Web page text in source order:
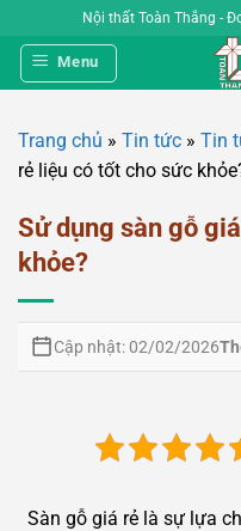
qua
nội
Nội thất Toàn Thắng -
Menu
Trang chủ » Tin tức » Tin
rẻ liệu có tốt cho sức
Sử dụng sàn gỗ
khỏe?
Cập nhật: 02/02/2026
Sàn gỗ giá rẻ là sự lựa